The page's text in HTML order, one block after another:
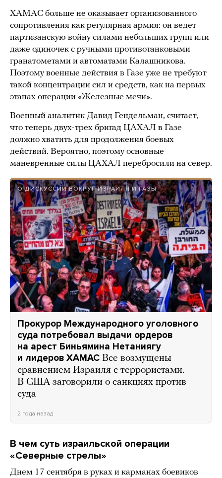
ХАМАС больше не оказывает организованного
сопротивления как регулярная армия: он ведет
партизанскую войну силами небольших групп или
даже одиночек с ручными противотанковыми
гранатометами и автоматами Калашникова.
Поэтому военные действия в Газе уже не требуют
такой концентрации сил и средств, как на первых
этапах операции «Железные мечи».
Военный аналитик Давид Гендельман, считает,
что теперь двух-трех бригад ЦАХАЛ в Газе
должно хватить для продолжения боевых
действий. Вероятно, поэтому основные
маневренные силы ЦАХАЛ перебросили на север.
О ДИСКУССИИ ВОКРУГ ИЗРАИЛЯ И ГАЗЫ
Прокурор Международного уголовного
суда потребовал выдачи ордеров
на арест Биньямина Нетаниягу
и лидеров ХАМАС Все возмущены
сравнением Израиля с террористами.
В США заговорили о санкциях против
суда
2 года назад
В чем суть израильской операции
«Северные стрелы»
Днем 17 сентября в руках и карманах боевиков